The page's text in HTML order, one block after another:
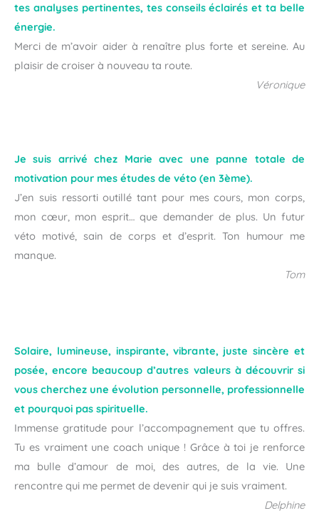
tes analyses pertinentes, tes conseils éclairés et ta belle
énergie.
Merci de m’avoir aider à renaître plus forte et sereine. Au
plaisir de croiser à nouveau ta route.
Véronique
Je suis arrivé chez Marie avec une panne totale de
motivation pour mes études de véto (en 3ème).
J’en suis ressorti outillé tant pour mes cours, mon corps,
mon cœur, mon esprit… que demander de plus. Un futur
véto motivé, sain de corps et d’esprit. Ton humour me
manque.
Tom
Solaire, lumineuse, inspirante, vibrante, juste sincère et
posée, encore beaucoup d’autres valeurs à découvrir si
vous cherchez une évolution personnelle, professionnelle
et pourquoi pas spirituelle.
Immense gratitude pour l’accompagnement que tu offres.
Tu es vraiment une coach unique ! Grâce à toi je renforce
ma bulle d’amour de moi, des autres, de la vie. Une
rencontre qui me permet de devenir qui je suis vraiment.
Delphine